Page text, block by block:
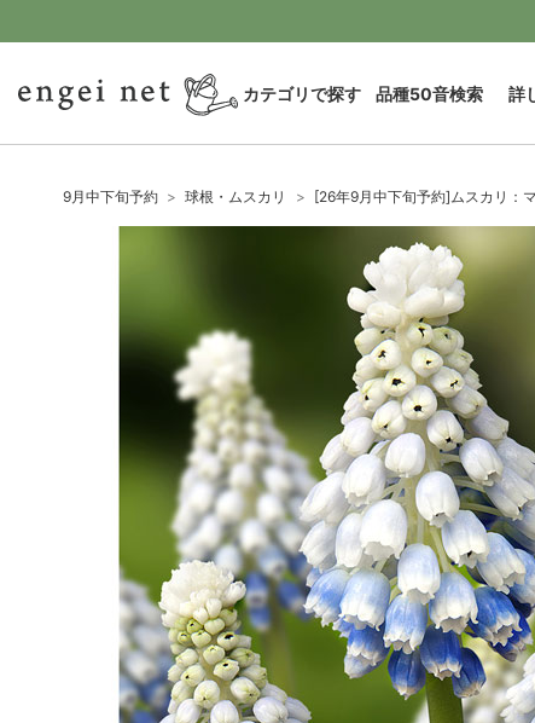
カテゴリで探す 品種50音検索 詳
9月中下旬予約 球根・ムスカリ [26年9月中下旬予約]ムスカリ：